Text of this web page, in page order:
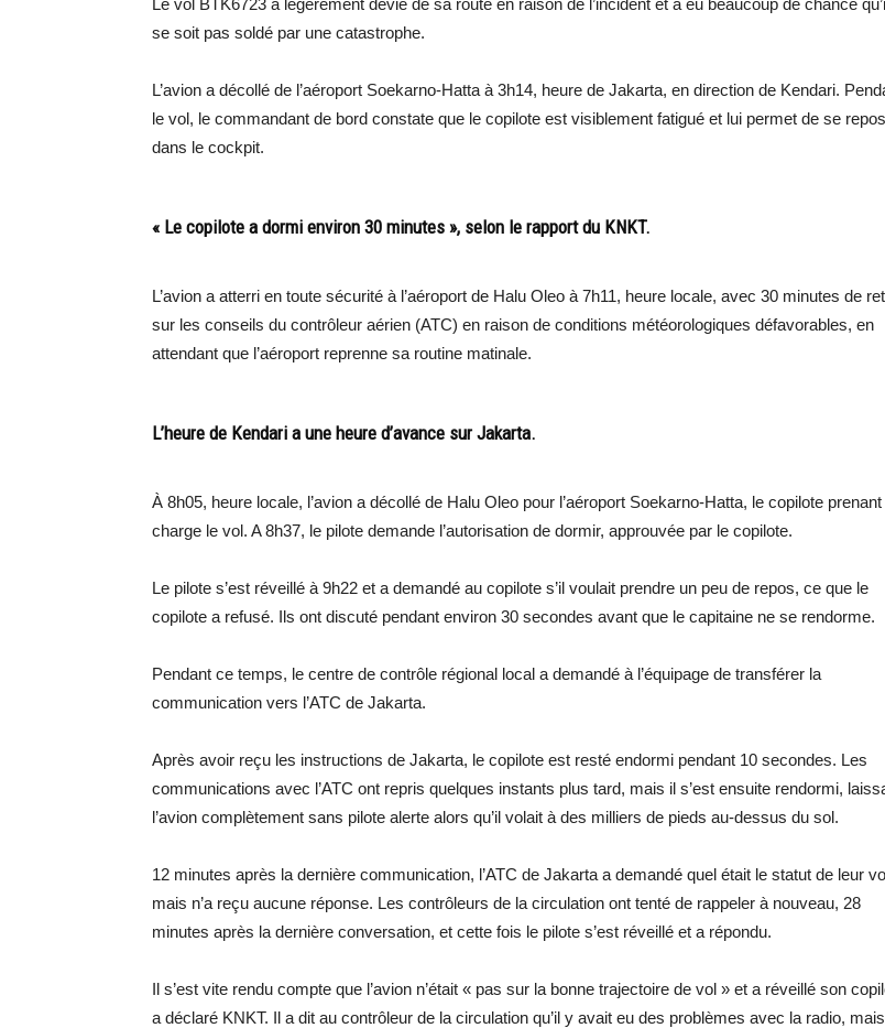
se soit pas soldé par une catastrophe.
L’avion a décollé de l’aéroport Soekarno-Hatta à 3h14, heure de Jakarta, en direction de Kendari.
le vol, le commandant de bord constate que le copilote est visiblement fatigué et lui permet de se
dans le cockpit.
« Le copilote a dormi environ 30 minutes », selon le rapport du KNKT.
L’avion a atterri en toute sécurité à l’aéroport de Halu Oleo à 7h11, heure locale, avec 30 minutes de
sur les conseils du contrôleur aérien (ATC) en raison de conditions météorologiques défavorables, en
attendant que l’aéroport reprenne sa routine matinale.
L’heure de Kendari a une heure d’avance sur Jakarta.
À 8h05, heure locale, l’avion a décollé de Halu Oleo pour l’aéroport Soekarno-Hatta, le copilote
charge le vol. A 8h37, le pilote demande l’autorisation de dormir, approuvée par le copilote.
Le pilote s’est réveillé à 9h22 et a demandé au copilote s’il voulait prendre un peu de repos, ce que le
copilote a refusé. Ils ont discuté pendant environ 30 secondes avant que le capitaine ne se rendorme.
Pendant ce temps, le centre de contrôle régional local a demandé à l’équipage de transférer la
communication vers l’ATC de Jakarta.
Après avoir reçu les instructions de Jakarta, le copilote est resté endormi pendant 10 secondes. Les
communications avec l’ATC ont repris quelques instants plus tard, mais il s’est ensuite rendormi,
l’avion complètement sans pilote alerte alors qu’il volait à des milliers de pieds au-dessus du sol.
12 minutes après la dernière communication, l’ATC de Jakarta a demandé quel était le statut de leur
mais n’a reçu aucune réponse. Les contrôleurs de la circulation ont tenté de rappeler à nouveau, 28
minutes après la dernière conversation, et cette fois le pilote s’est réveillé et a répondu.
Il s’est vite rendu compte que l’avion n’était « pas sur la bonne trajectoire de vol » et a réveillé son
a déclaré KNKT. Il a dit au contrôleur de la circulation qu’il y avait eu des problèmes avec la radio,